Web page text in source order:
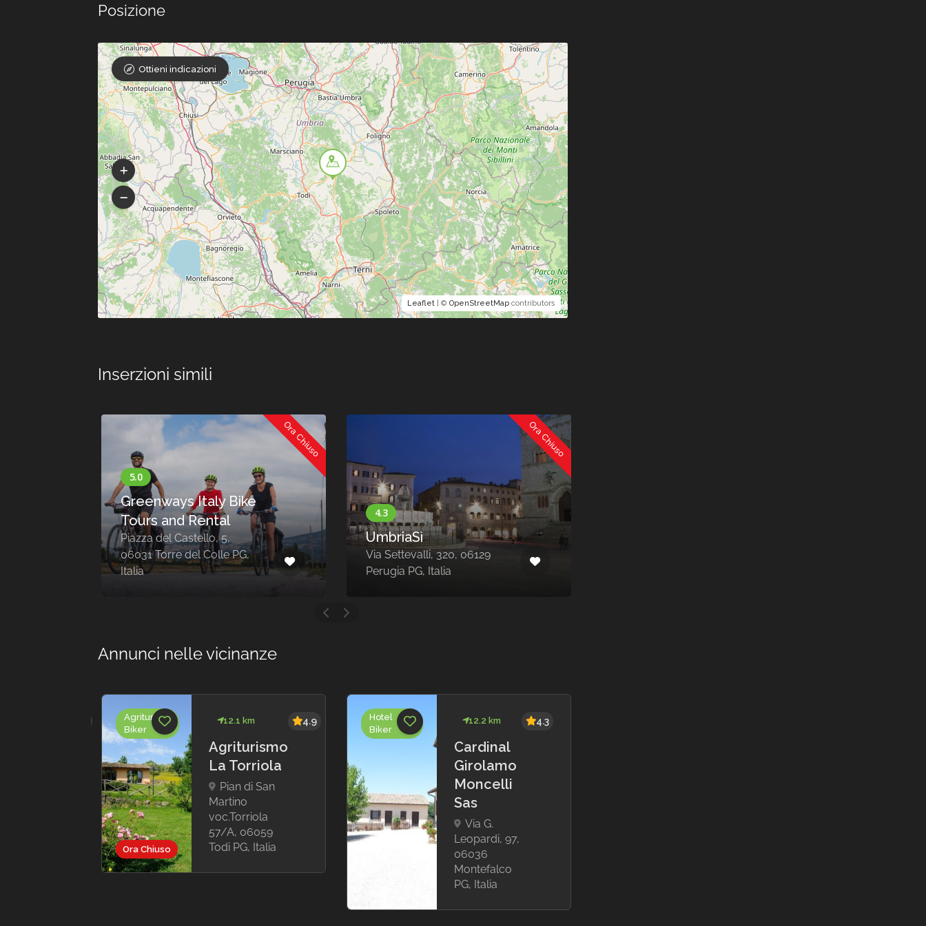
Posizione
Leaflet| © OpenStreetMapcontributors
Ottieni indicazioni
Inserzioni simili
Ora Chiuso
Greenways Italy Bike
Tours and Rental
Piazza del Castello, 5,
06031 Torre del Colle PG,
Italia
Ora Chiuso
UmbriaSì
Via Settevalli, 320, 06129
Perugia PG, Italia
Annunci nelle vicinanze
Ora Chiuso
Agriturismi
Biker
12.1 km
Agriturismo
La Torriola
Pian di San
Martino
voc.Torriola
57/A, 06059
Todi PG, Italia
4.9
Hotel
Biker
12.2 km
Cardinal
Girolamo
Moncelli
Sas
Via G.
Leopardi, 97,
06036
Montefalco
PG, Italia
4.3